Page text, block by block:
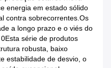
energia em estado sólido
contra sobrecorrentes.Os
a longo prazo e o viés do
série de produtos
robusta, baixo
estabilidade de desvio, o